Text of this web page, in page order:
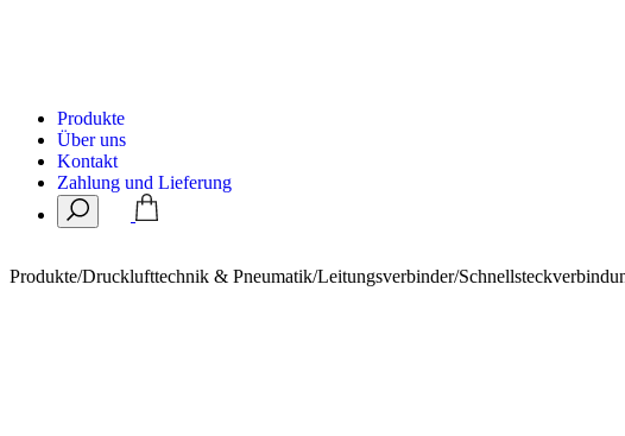
Produkte
Über uns
Kontakt
Zahlung und Lieferung
Produkte/Drucklufttechnik & Pneumatik/Leitungsverbinder/